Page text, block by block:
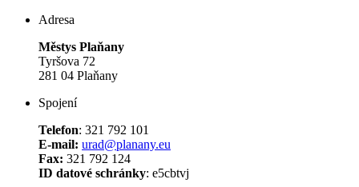
Adresa
Městys Plaňany
Tyršova 72
281 04 Plaňany
Spojení
Telefon: 321 792 101
E-mail: urad@planany.eu
Fax: 321 792 124
ID datové schránky: e5cbtvj